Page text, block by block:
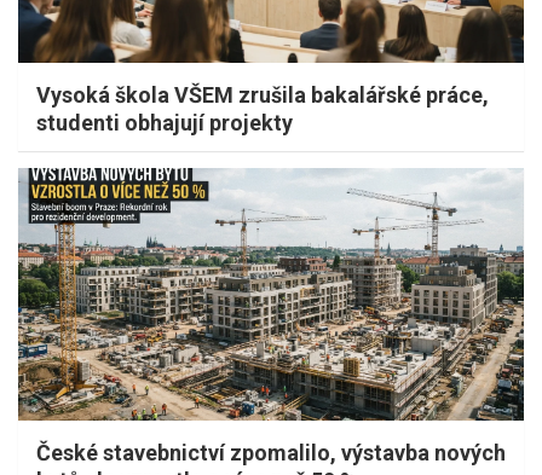
Vysoká škola VŠEM zrušila bakalářské práce,
studenti obhajují projekty
České stavebnictví zpomalilo, výstavba nových